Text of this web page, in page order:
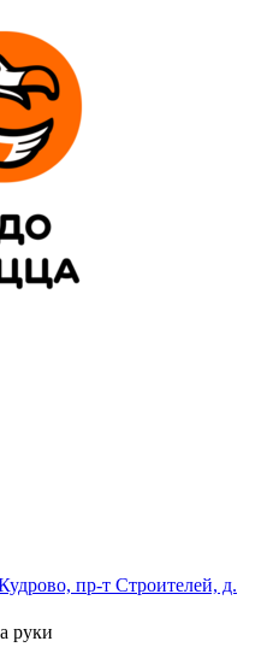
пр-т Строителей, д.
руки